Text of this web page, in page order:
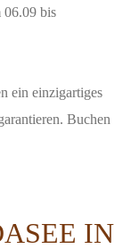
06.09 bis
ein einzigartiges
Buchen
IN